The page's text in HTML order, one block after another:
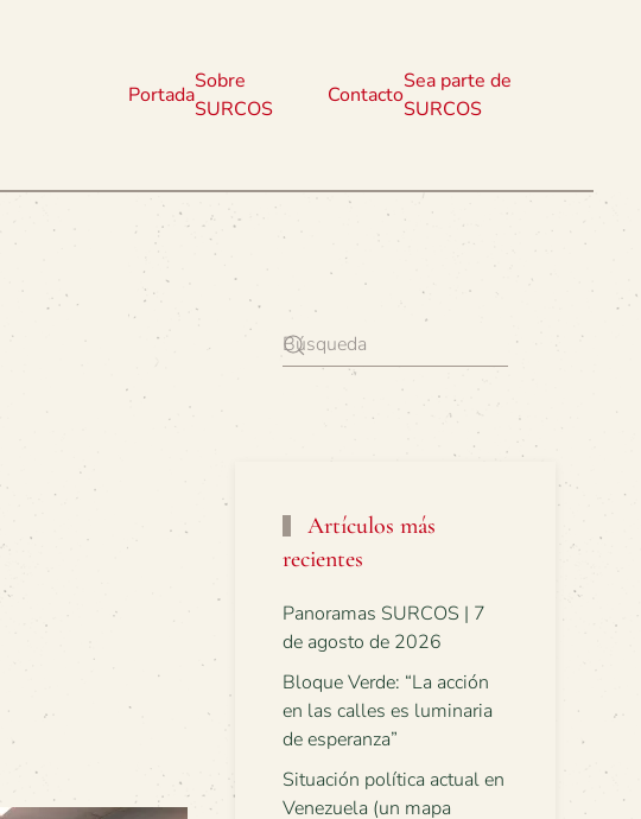
Portada
Sobre
SURCOS
Contacto
Sea parte de
SURCOS
Artículos más
recientes
Panoramas SURCOS | 7
de agosto de 2026
Bloque Verde: “La acción
en las calles es luminaria
de esperanza”
Situación política actual en
Venezuela (un mapa